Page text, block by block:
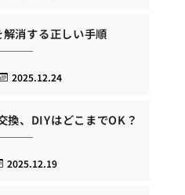
解消する正しい手順
2025.12.24
換、DIYはどこまでOK？
2025.12.19